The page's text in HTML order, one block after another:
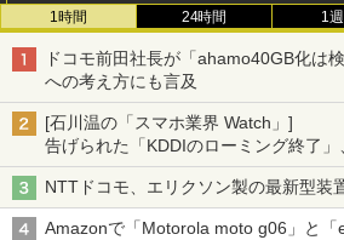
1時間 24時間 1
ドコモ前田社長が「ahamo40GB化は
への考え方にも言及
[石川温の「スマホ業界 Watch」]
告げられた「KDDIのローミング終了
穴と楽天モバイルの課題
NTTドコモ、エリクソン製の最新型装
Amazonで「Motorola moto g06」と「